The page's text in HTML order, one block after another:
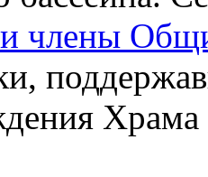
и члены